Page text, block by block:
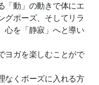
「動」の動きで体にエ
グポーズ、そしてリラ
心を「静寂」へと導い
ヨガを楽しむことがで
なくポーズに入れる方